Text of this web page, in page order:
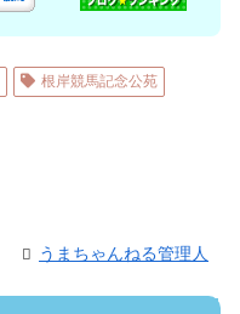
根岸競馬記念公苑
うまちゃんねる管理人